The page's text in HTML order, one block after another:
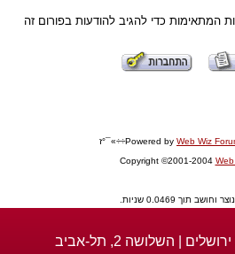
המתאימות כדי להגיב להודעות בפורום זה
Powered by Web Wiz
Copyright ©2001-2004
תוך 0.0469 שניות.